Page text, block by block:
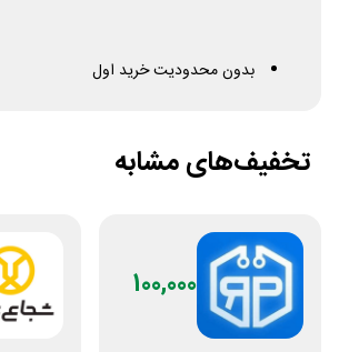
بدون محدودیت خرید اول
تخفیف‌های مشابه
100,000